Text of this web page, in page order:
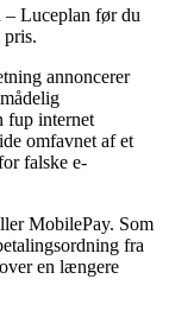
Luceplan før du
pris.
annoncerer
fup internet
omfavnet af et
falske e-
MobilePay. Som
fra
en længere